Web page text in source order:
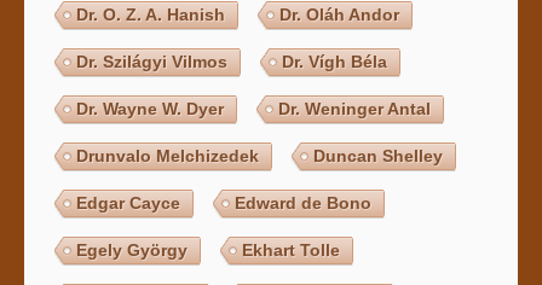
Dr. O. Z. A. Hanish Dr. Oláh Andor
Dr. Szilágyi Vilmos Dr. Vígh Béla
Dr. Wayne W. Dyer Dr. Weninger Antal
Drunvalo Melchizedek Duncan Shelley
Edgar Cayce Edward de Bono
Egely György Ekhart Tolle